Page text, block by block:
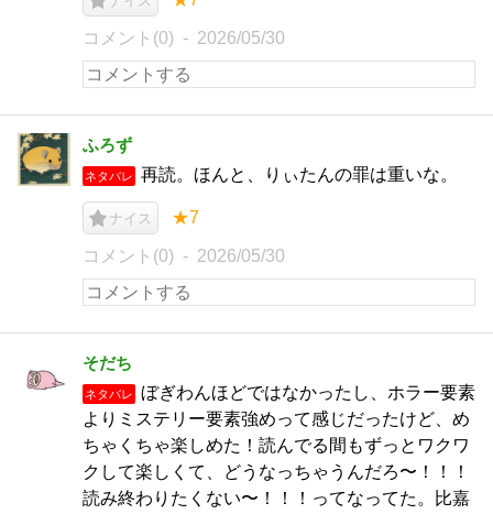
コメント(0) 2026/05/30
ふろず
ネタバレ 再読。ほんと、りぃたんの罪は重いな。
ナイス ★7
コメント(0) 2026/05/30
そだち
ネタバレ
ぼぎわんほどではなかったし、ホラー要素
よりミステリー要素強めって感じだったけど、め
ちゃくちゃ楽しめた！読んでる間もずっとワクワ
クして楽しくて、どうなっちゃうんだろ〜！！！
読み終わりたくない〜！！！ってなってた。比嘉